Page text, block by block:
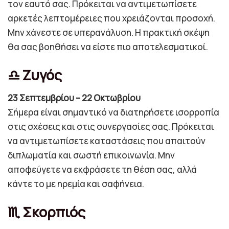
τον εαυτό σας. Πρόκειται να αντιμετωπίσετε
αρκετές λεπτομέρειες που χρειάζονται προσοχή.
Μην χάνεστε σε υπερανάλυση. Η πρακτική σκέψη
θα σας βοηθήσει να είστε πιο αποτελεσματικοί.
♎ Ζυγός
23 Σεπτεμβρίου – 22 Οκτωβρίου
Σήμερα είναι σημαντικό να διατηρήσετε ισορροπία
στις σχέσεις και στις συνεργασίες σας. Πρόκειται
να αντιμετωπίσετε καταστάσεις που απαιτούν
διπλωματία και σωστή επικοινωνία. Μην
αποφεύγετε να εκφράσετε τη θέση σας, αλλά
κάντε το με ηρεμία και σαφήνεια.
♏ Σκορπιός